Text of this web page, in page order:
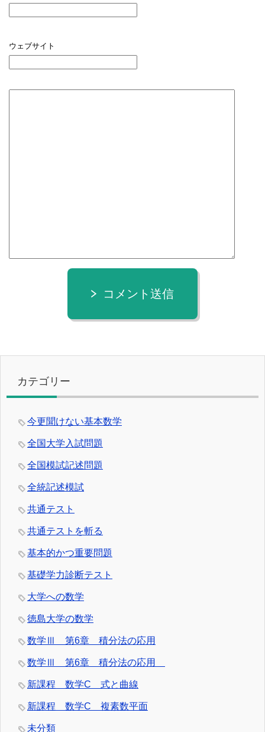
ウェブサイト
コメント送信
カテゴリー
今更聞けない基本数学
全国大学入試問題
全国模試記述問題
全統記述模試
共通テスト
共通テストを斬る
基本的かつ重要問題
基礎学力診断テスト
大学への数学
徳島大学の数学
数学Ⅲ 第6章 積分法の応用
数学Ⅲ 第6章 積分法の応用
新課程 数学C 式と曲線
新課程 数学C 複素数平面
未分類